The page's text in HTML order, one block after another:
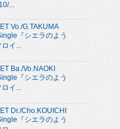
...
Vo./G.TAKUMA
『シエラのよう
ロイ...
Ba./Vo.NAOKI
『シエラのよう
ロイ...
Dr./Cho.KOUICHI
『シエラのよう